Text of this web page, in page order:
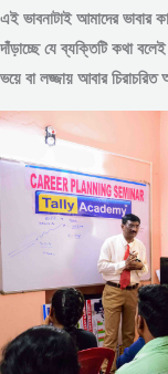
এই ভাবনাটাই আমাদের ভাবার
দাঁড়াচ্ছে যে ব্যক্তিটি কথা
ভয়ে বা লজ্জায় আবার